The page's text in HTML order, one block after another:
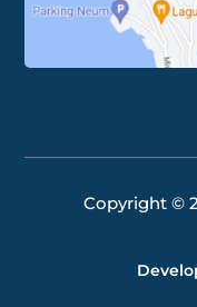
Copyright ©